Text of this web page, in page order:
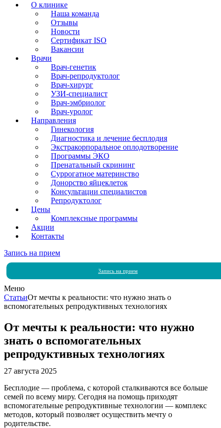
О клинике
Наша команда
Отзывы
Новости
Сертификат ISO
Вакансии
Врачи
Врач-генетик
Врач-репродуктолог
Врач-хирург
УЗИ-специалист
Врач-эмбриолог
Врач-уролог
Направления
Гинекология
Диагностика и лечение бесплодия
Экстракорпоральное оплодотворение
Программы ЭКО
Пренатальный скрининг
Суррогатное материнство
Донорство яйцеклеток
Консультации специалистов
Репродуктолог
Цены
Комплексные программы
Акции
Контакты
Запись на прием
Запись на прием
Меню
СтатьиОт мечты к реальности: что нужно знать о
вспомогательных репродуктивных технологиях
От мечты к реальности: что нужно
знать о вспомогательных
репродуктивных технологиях
27 августа 2025
Бесплодие — проблема, с которой сталкиваются все больше
семей по всему миру. Сегодня на помощь приходят
вспомогательные репродуктивные технологии — комплекс
методов, который позволяет осуществить мечту о
родительстве.